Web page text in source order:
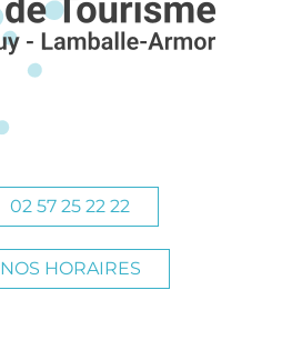
02 57 25 22 22
NOS HORAIRES